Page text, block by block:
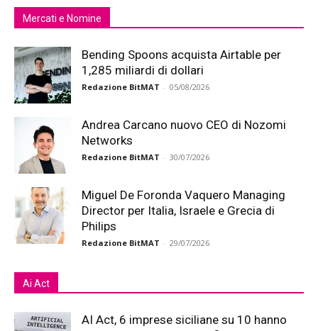
Mercati e Nomine
Bending Spoons acquista Airtable per
1,285 miliardi di dollari
Redazione BitMAT - 05/08/2026
Andrea Carcano nuovo CEO di Nozomi
Networks
Redazione BitMAT - 30/07/2026
Miguel De Foronda Vaquero Managing
Director per Italia, Israele e Grecia di
Philips
Redazione BitMAT - 29/07/2026
Ai Act
AI Act, 6 imprese siciliane su 10 hanno